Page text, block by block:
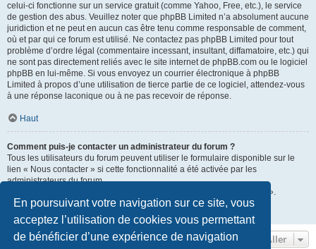
En poursuivant votre navigation sur ce site, vous
acceptez l’utilisation de cookies vous permettant
de bénéficier d’une expérience de navigation
celui-ci fonctionne sur un service gratuit (comme Yahoo, Free, etc.), le service
de gestion des abus. Veuillez noter que phpBB Limited n’a absolument aucune
juridiction et ne peut en aucun cas être tenu comme responsable de comment,
où et par qui ce forum est utilisé. Ne contactez pas phpBB Limited pour tout
problème d’ordre légal (commentaire incessant, insultant, diffamatoire, etc.) qui
ne sont pas directement reliés avec le site internet de phpBB.com ou le logiciel
phpBB en lui-même. Si vous envoyez un courrier électronique à phpBB
Limited à propos d’une utilisation de tierce partie de ce logiciel, attendez-vous
à une réponse laconique ou à ne pas recevoir de réponse.
Haut
Comment puis-je contacter un administrateur du forum ?
Tous les utilisateurs du forum peuvent utiliser le formulaire disponible sur le
lien « Nous contacter » si cette fonctionnalité a été activée par les
administrateurs du forum.
Les membres du forum peuvent également utiliser le lien « L’équipe ».
Aller